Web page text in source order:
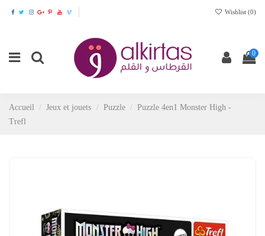
Wishlist (0)
0
Accueil Jeux et jouets Puzzle
Puzzle 4en1 Monster High -
Trefl